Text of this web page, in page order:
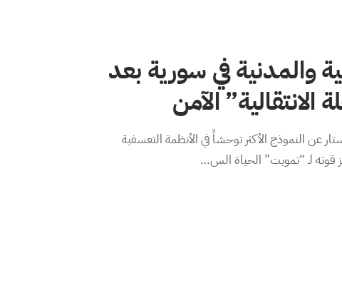
والمدنية في سورية بعد
الآمن
عن النموذج الأكثر توحشاً في الأنظمة التعسفية
قوته لـ “تمويت” الحياة الس…